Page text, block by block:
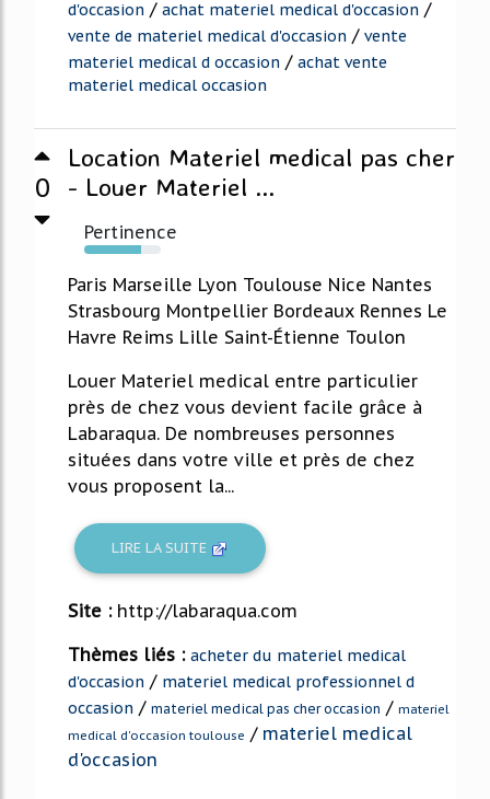
d'occasion / achat materiel medical d'occasion /
vente de materiel medical d'occasion / vente
materiel medical d occasion / achat vente
materiel medical occasion
0
Location Materiel medical pas cher
- Louer Materiel ...
Pertinence
74%
Paris Marseille Lyon Toulouse Nice Nantes
Strasbourg Montpellier Bordeaux Rennes Le
Havre Reims Lille Saint-Étienne Toulon
Louer Materiel medical entre particulier
près de chez vous devient facile grâce à
Labaraqua. De nombreuses personnes
situées dans votre ville et près de chez
vous proposent la...
LIRE LA SUITE
Site : http://labaraqua.com
Thèmes liés : acheter du materiel medical
d'occasion / materiel medical professionnel d
occasion / materiel medical pas cher occasion / materiel
medical d'occasion toulouse / materiel medical
d'occasion